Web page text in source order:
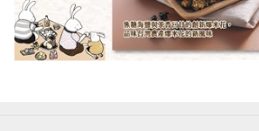
料理/教作
8/28蛋黃酥&燕麥芝麻糖